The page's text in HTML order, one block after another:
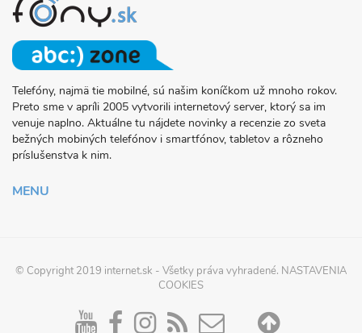
O
PROJEKTE
FONY.SK
Telefóny, najmä tie mobilné, sú našim koníčkom už mnoho rokov.
Preto sme v apríli 2005 vytvorili internetový server, ktorý sa im
venuje naplno. Aktuálne tu nájdete novinky a recenzie zo sveta
bežných mobiných telefónov i smartfónov, tabletov a rôzneho
príslušenstva k nim.
MENU
© Copyright 2019 internet.sk - Všetky práva vyhradené. NASTAVENIA
COOKIES